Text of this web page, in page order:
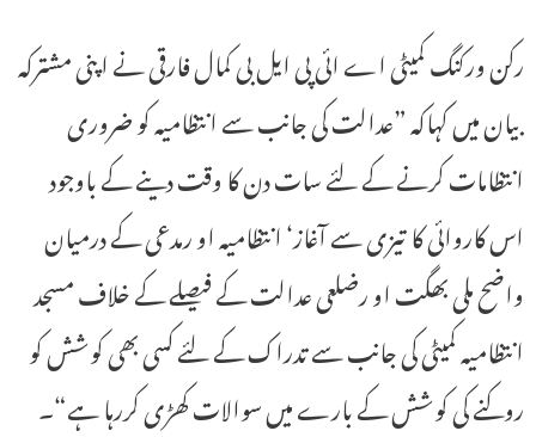
رکن ورکنگ کمیٹی اے ائی پی ایل بی کمال فارقی نے اپنی مشترکہ
بیان میں کہاکہ ”عدالت کی جانب سے انتظامیہ کو ضروری
انتظامات کرنے کے لئے سات دن کا وقت دینے کے باوجود
اس کاروائی کا تیزی سے آغاز‘ انتظامیہ او رمدعی کے درمیان
واضح ملی بھگت او رضلعی عدالت کے فیصلے کے خلاف مسجد
انتظامیہ کمیٹی کی جانب سے تدراک کے لئے کسی بھی کوشش کو
روکنے کی کوشش کے بارے میں سوالات کھڑی کررہا ہے“۔